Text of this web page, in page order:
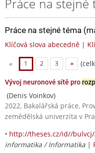
Práce na stejné téma
Klíčová slova abecedně |
« 1 2 3 »
Vývoj neuronové sítě pro
(Denis Voinkov)
2022, Bakalářská práce,
zemědělská univerzita v
• http://theses.cz/id//
informatika / Informatika |